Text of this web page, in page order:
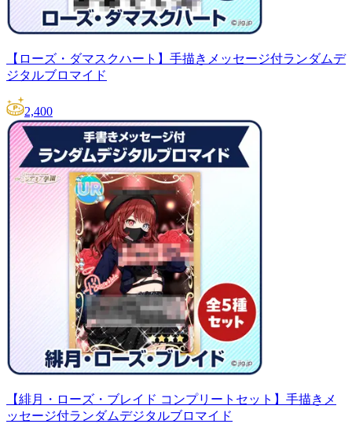
【ローズ・ダマスクハート】手描きメッセージ付ランダムデ
ジタルブロマイド
2,400
【緋月・ローズ・ブレイド コンプリートセット】手描きメ
ッセージ付ランダムデジタルブロマイド